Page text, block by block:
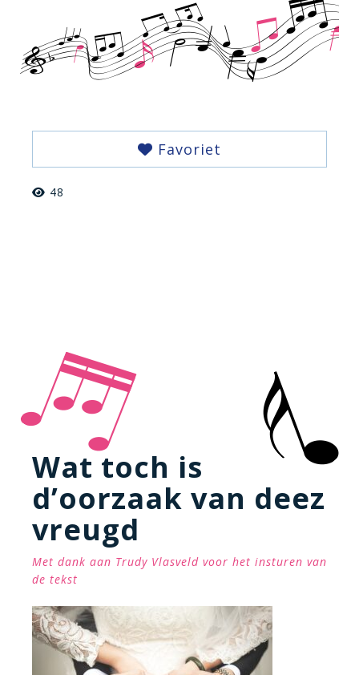
Favoriet
48
Wat toch is
d’oorzaak van deez
vreugd
Met dank aan Trudy Vlasveld voor het insturen van
de tekst